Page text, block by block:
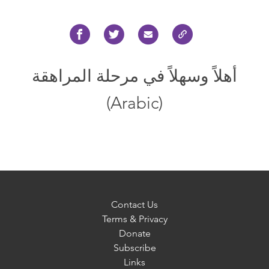
أهلاً وسهلاً في مرحلة المراهقة
(Arabic)
Contact Us
Terms & Privacy
Donate
Subscribe
Links